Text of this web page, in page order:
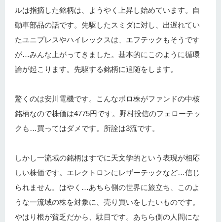
ルは指摘した銘柄は、ようやく上昇し始めています。自
動車部品の話です。先駆したスミダに対し、出遅れてい
たユニプレスやハイレックスは、エフテックもそうです
が…みんな上がってきました。基本的にこのように循環
論が起こります。先駆する銘柄に追随をします。
驚くのは安川電機です。こんなボロ株がファンドの中核
銘柄なので株価は4775円です。野村投信のフェローテッ
クも…買ってはダメです。所詮は3流です。
しかし一流域の銘柄はすでに天文学的という表現が相応
しい株価です。エレクトロンにレザーテックなど…信じ
られません。はやく…あちら側の世界に旅立ち、このよ
うな一流域の株を対象に、売り買いをしたいものです。
やはり根が貧乏だから、駄目です。あちら側の人間にな